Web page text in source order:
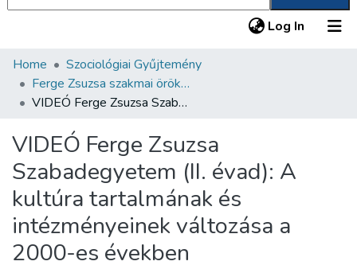
Log In (current)
Communities & Collections
All of DSpace
Statistics
About us
Home
Szociológiai Gyűjtemény
Ferge Zsuzsa szakmai örökségének nyomában
VIDEÓ Ferge Zsuzsa Szabadegyetem (II. évad): A kultúra tartalmának és intézményeinek változása a 2000-es években
VIDEÓ Ferge Zsuzsa
Szabadegyetem (II. évad): A
kultúra tartalmának és
intézményeinek változása a
2000-es években